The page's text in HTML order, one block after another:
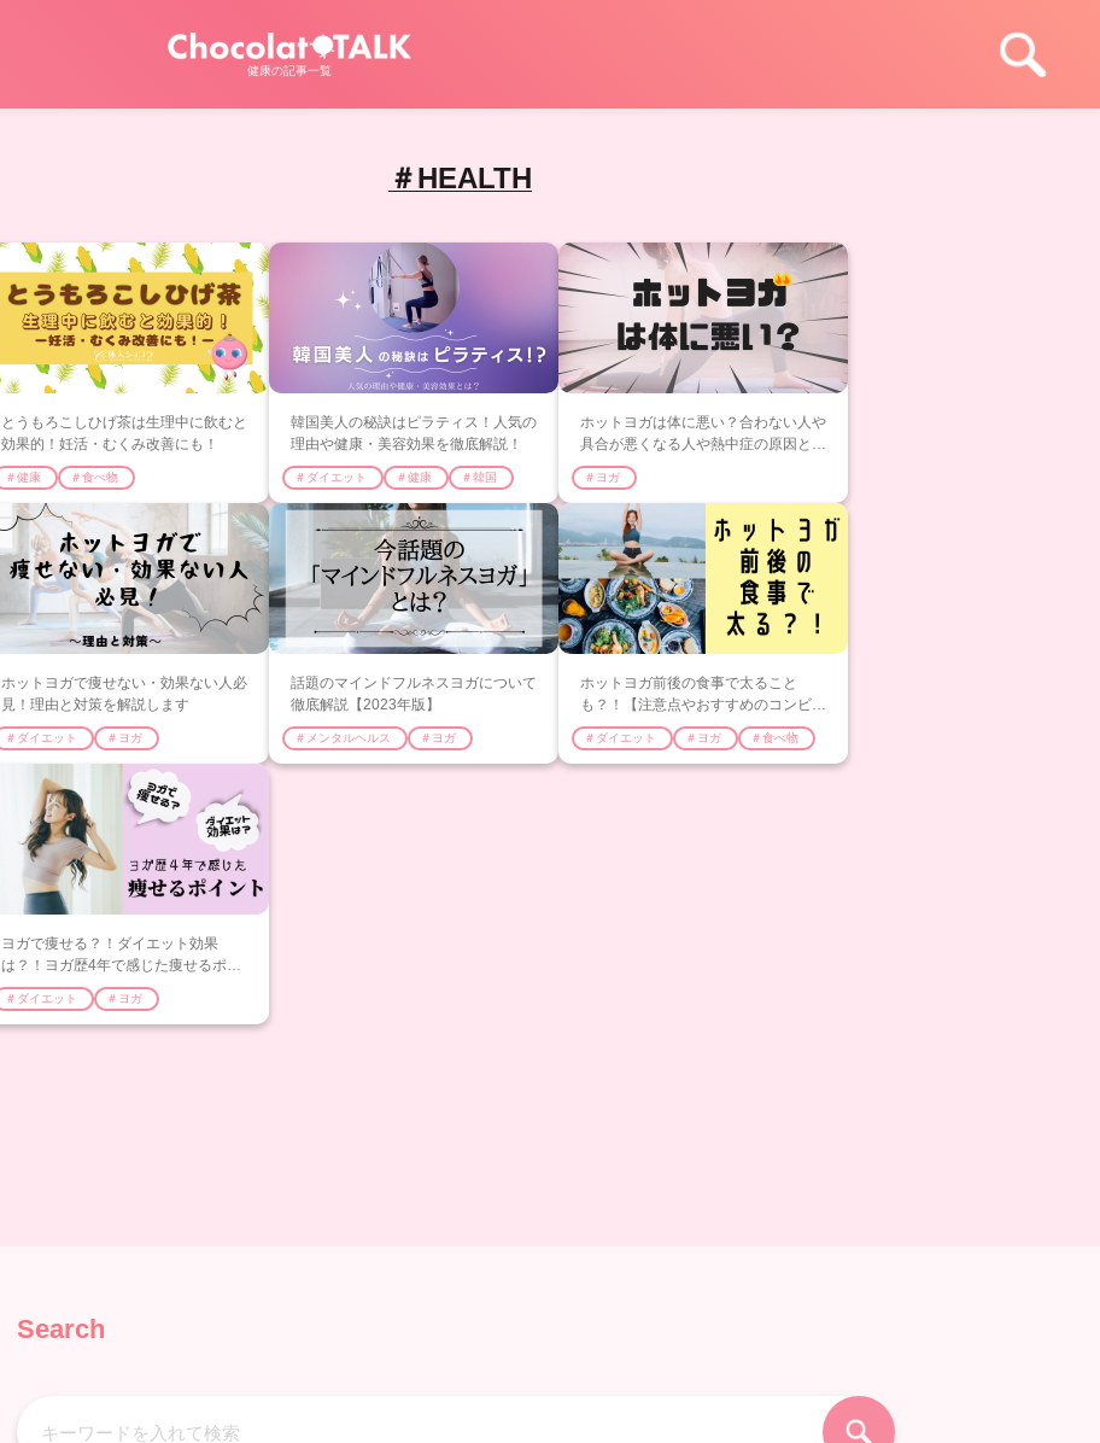
健康の記事一覧
＃HEALTH
とうもろこしひげ茶は生理中に飲むと
効果的！妊活・むくみ改善にも！
＃健康 ＃食べ物
韓国美人の秘訣はピラティス！人気の
理由や健康・美容効果を徹底解説！
＃ダイエット ＃健康 ＃韓国
ホットヨガは体に悪い？合わない人や
具合が悪くなる人や熱中症の原因と対
策
＃ヨガ
ホットヨガで痩せない・効果ない人必
見！理由と対策を解説します
＃ダイエット ＃ヨガ
話題のマインドフルネスヨガについて
徹底解説【2023年版】
＃メンタルヘルス ＃ヨガ
ホットヨガ前後の食事で太ること
も？！【注意点やおすすめのコンビニ
や外食メニューを紹介】
＃ダイエット ＃ヨガ ＃食べ物
ヨガで痩せる？！ダイエット効果
は？！ヨガ歴4年で感じた痩せるポイ
ントを紹介
＃ダイエット ＃ヨガ
Search